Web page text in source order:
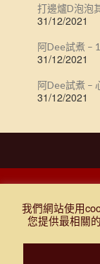
打邊爐D泡泡
31/12/2021
阿Dee試煮 –
31/12/2021
阿Dee試煮 –
31/12/2021
及細
我們網站使用
您提供最相關